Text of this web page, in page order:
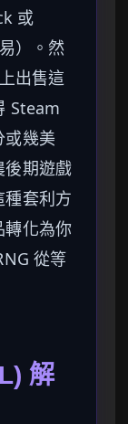
或
）。然
出售這
Steam
或幾美
後期遊戲
種套利方
轉化為你
從等
解